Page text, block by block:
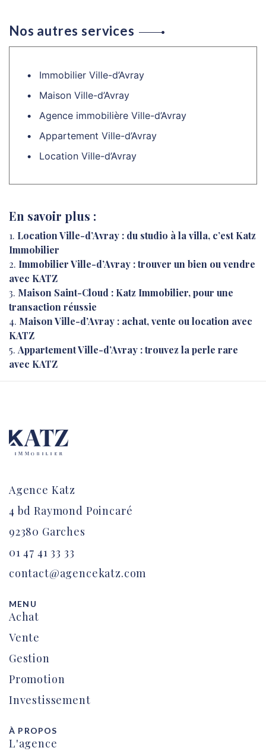
Nos autres services
Immobilier Ville-d’Avray
Maison Ville-d’Avray
Agence immobilière Ville-d’Avray
Appartement Ville-d’Avray
Location Ville-d’Avray
En savoir plus :
Location Ville-d’Avray : du studio à la villa, c’est Katz
Immobilier
Immobilier Ville-d’Avray : trouver un bien ou vendre
avec KATZ
Maison Saint-Cloud : Katz Immobilier, pour une
transaction réussie
Maison Ville-d’Avray : achat, vente ou location avec
KATZ
Appartement Ville-d’Avray : trouvez la perle rare
avec KATZ
Agence Katz
4 bd Raymond Poincaré
92380 Garches
01 47 41 33 33
contact@agencekatz.com
MENU
Achat
Vente
Gestion
Promotion
Investissement
À PROPOS
L'agence